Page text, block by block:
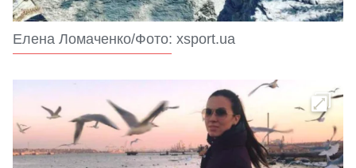
Елена Ломаченко/Фото: xsport.ua